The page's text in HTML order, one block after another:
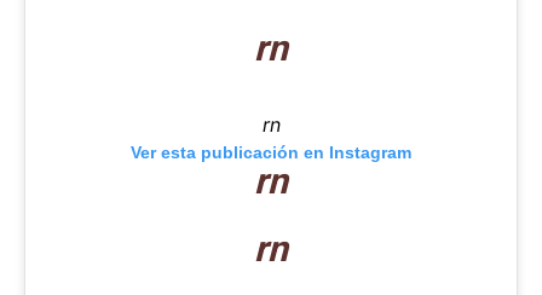
rn
rn
Ver esta publicación en Instagram
rn
rn